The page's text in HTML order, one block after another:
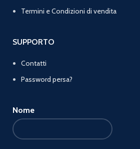
Termini e Condizioni di vendita
SUPPORTO
Contatti
Password persa?
Nome